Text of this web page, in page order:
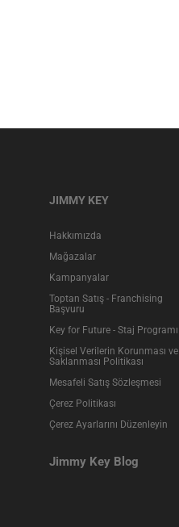
JIMMY KEY
Hakkımızda
Mağazalar
Kampanyalar
Toptan Satış - Franchising
Başvuru
Key for Future - Staj Programı
Kişisel Verilerin Korunması ve
Saklanması Politikası
Mesafeli Satış Sözleşmesi
Çerez Politikası
Çerez Ayarlarını Düzenleyin
Jimmy Key Blog